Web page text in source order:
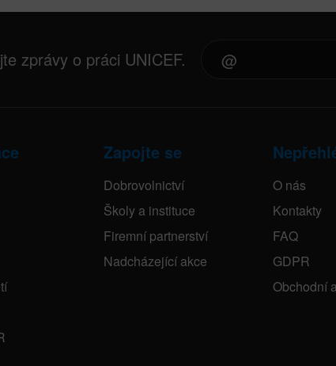
zprávy o práci UNICEF.
Zapojte se
Dobrovolnictví
Školy a instituce
Firemní partnerství
Nadcházející akce
O nás
Kontakty
FAQ
GDPR
Obchodní